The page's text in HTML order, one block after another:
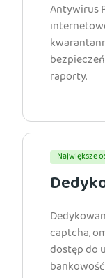
Antywirus
raporty.
Największe
captcha,
dostęp do